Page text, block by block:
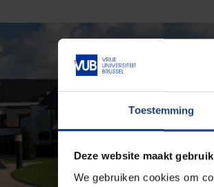
Toestemming
Deze website maakt
We gebruiken cookies om